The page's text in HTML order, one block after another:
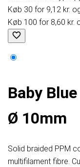
Køb 30 for 9,12 kr.
Køb 100 for 8,60 kr.
Baby
Ø 10mm
Solid braided PPM
multifilament fibre.